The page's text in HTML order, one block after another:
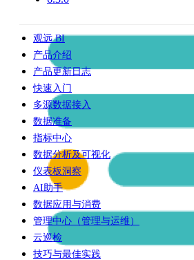
观远 BI
产品介绍
产品更新日志
快速入门
多源数据接入
数据准备
指标中心
数据分析及可视化
仪表板洞察
AI助手
数据应用与消费
管理中心（管理与运维）
云巡检
技巧与最佳实践